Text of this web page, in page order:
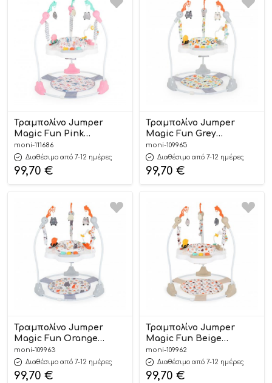
Τραμπολίνο Jumper
Magic Fun Pink
3800146244552 – Moni
moni-111686
Διαθέσιμο από 7-12 ημέρες
99,70 €
Τραμπολίνο Jumper
Magic Fun Grey
3800146244330 – Moni
moni-109965
Διαθέσιμο από 7-12 ημέρες
99,70 €
Τραμπολίνο Jumper
Magic Fun Orange
3800146244354 – Moni
moni-109963
Διαθέσιμο από 7-12 ημέρες
99,70 €
Τραμπολίνο Jumper
Magic Fun Beige
3800146244347 – Moni
moni-109962
Διαθέσιμο από 7-12 ημέρες
99,70 €